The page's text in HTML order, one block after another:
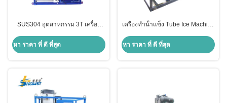
SUS304 อุตสาหกรรม 3T เครื่อง
หา ราคา ที่ ดี ที่สุด
เครื่องทําน้ําแข็ง Tube Ice Machine
หา ราคา ที่ ดี ที่สุด